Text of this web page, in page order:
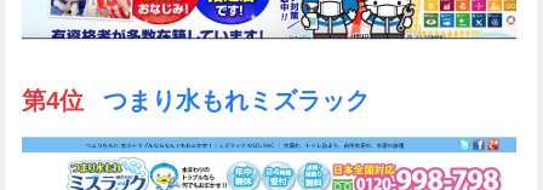
第4位 つまり水もれミズラック